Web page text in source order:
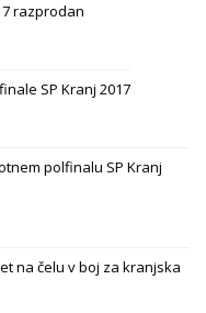
razprodan
SP Kranj 2017
polfinalu SP Kranj
na čelu v boj za kranjska